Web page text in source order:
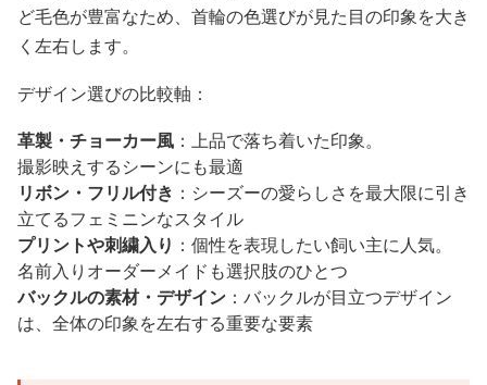
ど毛色が豊富なため、首輪の色選びが見た目の印象を大き
く左右します。
デザイン選びの比較軸：
革製・チョーカー風 ：上品で落ち着いた印象。
撮影映えするシーンにも最適
リボン・フリル付き ：シーズーの愛らしさを最大限に引き
立てるフェミニンなスタイル
プリントや刺繍入り ：個性を表現したい飼い主に人気。
名前入りオーダーメイドも選択肢のひとつ
バックルの素材・デザイン ：バックルが目立つデザイン
は、全体の印象を左右する重要な要素